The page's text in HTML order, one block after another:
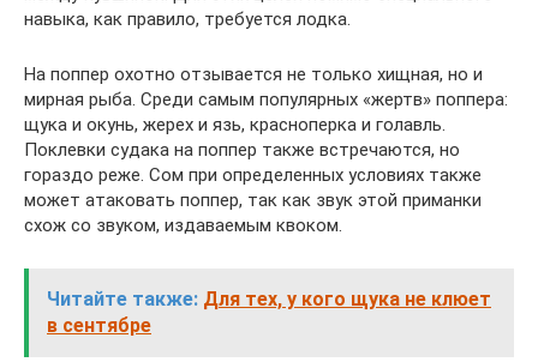
навыка, как правило, требуется лодка.
На поппер охотно отзывается не только хищная, но и
мирная рыба. Среди самым популярных «жертв» поппера:
щука и окунь, жерех и язь, красноперка и голавль.
Поклевки судака на поппер также встречаются, но
гораздо реже. Сом при определенных условиях также
может атаковать поппер, так как звук этой приманки
схож со звуком, издаваемым квоком.
Читайте также: Для тех, у кого щука не клюет
в сентябре